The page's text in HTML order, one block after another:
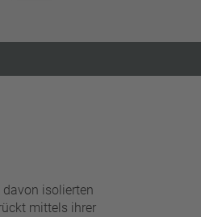
isolierten
mittels ihrer